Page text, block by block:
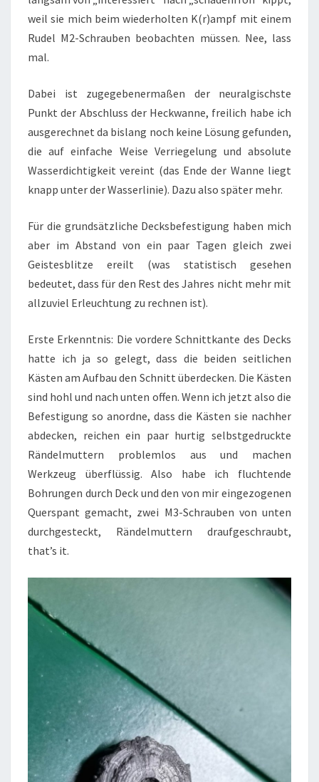
weil sie mich beim wiederholten K(r)ampf mit einem
Rudel M2-Schrauben beobachten müssen. Nee, lass
mal.
Dabei ist zugegebenermaßen der neuralgischste
Punkt der Abschluss der Heckwanne, freilich habe ich
ausgerechnet da bislang noch keine Lösung gefunden,
die auf einfache Weise Verriegelung und absolute
Wasserdichtigkeit vereint (das Ende der Wanne liegt
knapp unter der Wasserlinie). Dazu also später mehr.
Für die grundsätzliche Decksbefestigung haben mich
aber im Abstand von ein paar Tagen gleich zwei
Geistesblitze ereilt (was statistisch gesehen
bedeutet, dass für den Rest des Jahres nicht mehr mit
allzuviel Erleuchtung zu rechnen ist).
Erste Erkenntnis: Die vordere Schnittkante des Decks
hatte ich ja so gelegt, dass die beiden seitlichen
Kästen am Aufbau den Schnitt überdecken. Die Kästen
sind hohl und nach unten offen. Wenn ich jetzt also die
Befestigung so anordne, dass die Kästen sie nachher
abdecken, reichen ein paar hurtig selbstgedruckte
Rändelmuttern problemlos aus und machen
Werkzeug überflüssig. Also habe ich fluchtende
Bohrungen durch Deck und den von mir eingezogenen
Querspant gemacht, zwei M3-Schrauben von unten
durchgesteckt, Rändelmuttern draufgeschraubt,
that’s it.